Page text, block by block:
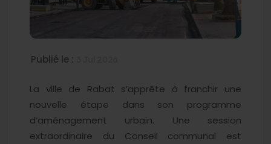
Publié le :
La ville de Rabat s’apprête à franchir une
nouvelle étape dans son programme
d’aménagement urbain. Une session
extraordinaire du Conseil communal est